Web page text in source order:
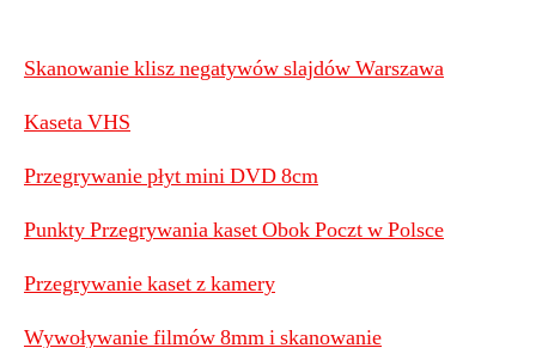
Skanowanie klisz negatywów slajdów Warszawa
Kaseta VHS
Przegrywanie płyt mini DVD 8cm
Punkty Przegrywania kaset Obok Poczt w Polsce
Przegrywanie kaset z kamery
Wywoływanie filmów 8mm i skanowanie